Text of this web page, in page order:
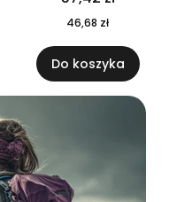
46,68 zł
Do koszyka